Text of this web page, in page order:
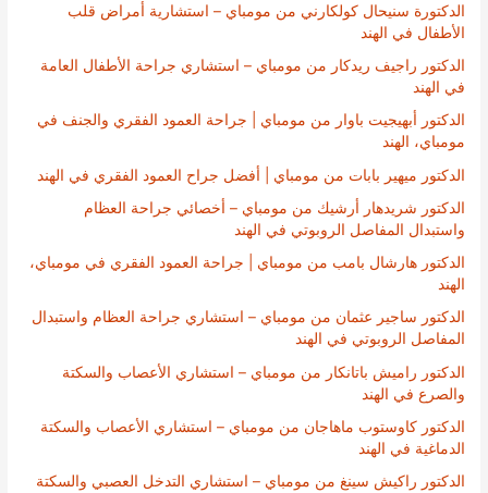
الدكتورة سنيحال كولكارني من مومباي – استشارية أمراض قلب
الأطفال في الهند
الدكتور راجيف ريدكار من مومباي – استشاري جراحة الأطفال العامة
في الهند
الدكتور أبهيجيت باوار من مومباي | جراحة العمود الفقري والجنف في
مومباي، الهند
الدكتور ميهير بابات من مومباي | أفضل جراح العمود الفقري في الهند
الدكتور شريدهار أرشيك من مومباي – أخصائي جراحة العظام
واستبدال المفاصل الروبوتي في الهند
الدكتور هارشال بامب من مومباي | جراحة العمود الفقري في مومباي،
الهند
الدكتور ساجير عثمان من مومباي – استشاري جراحة العظام واستبدال
المفاصل الروبوتي في الهند
الدكتور راميش باتانكار من مومباي – استشاري الأعصاب والسكتة
والصرع في الهند
الدكتور كاوستوب ماهاجان من مومباي – استشاري الأعصاب والسكتة
الدماغية في الهند
الدكتور راكيش سينغ من مومباي – استشاري التدخل العصبي والسكتة